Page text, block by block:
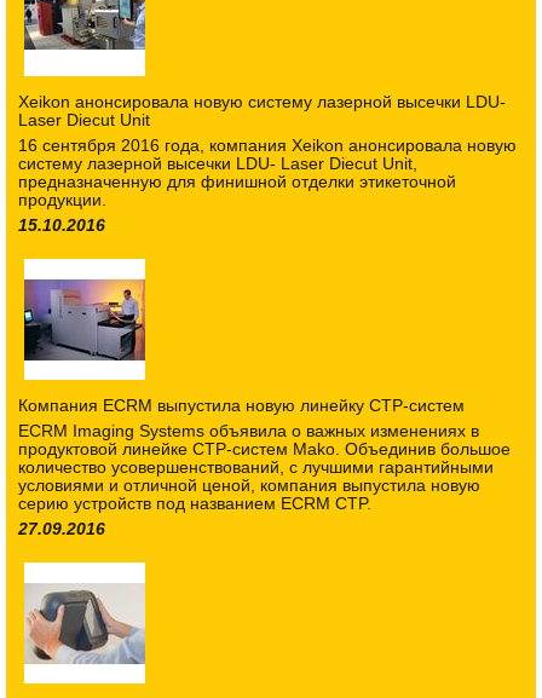
Xeikon анонсировала новую систему лазерной высечки LDU-
Laser Diecut Unit
16 сентября 2016 года, компания Xeikon анонсировала новую
систему лазерной высечки LDU- Laser Diecut Unit,
предназначенную для финишной отделки этикеточной
продукции.
15.10.2016
Компания ECRM выпустила новую линейку CTP-систем
ECRM Imaging Systems объявила о важных изменениях в
продуктовой линейке CTP-систем Mako. Объединив большое
количество усовершенствований, с лучшими гарантийными
условиями и отличной ценой, компания выпустила новую
серию устройств под названием ECRM CTP.
27.09.2016